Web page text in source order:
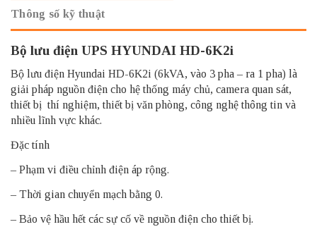
Thông số kỹ thuật
Bộ lưu điện UPS HYUNDAI HD-6K2i
Bộ lưu điện Hyundai HD-6K2i (6kVA, vào 3 pha – ra 1 pha) là
giải pháp nguồn điện cho hệ thống máy chủ, camera quan sát,
thiết bị thí nghiệm, thiết bị văn phòng, công nghệ thông tin và
nhiều lĩnh vực khác.
Đặc tính
– Phạm vi điều chỉnh điện áp rộng.
– Thời gian chuyển mạch bằng 0.
– Bảo vệ hầu hết các sự cố về nguồn điện cho thiết bị.